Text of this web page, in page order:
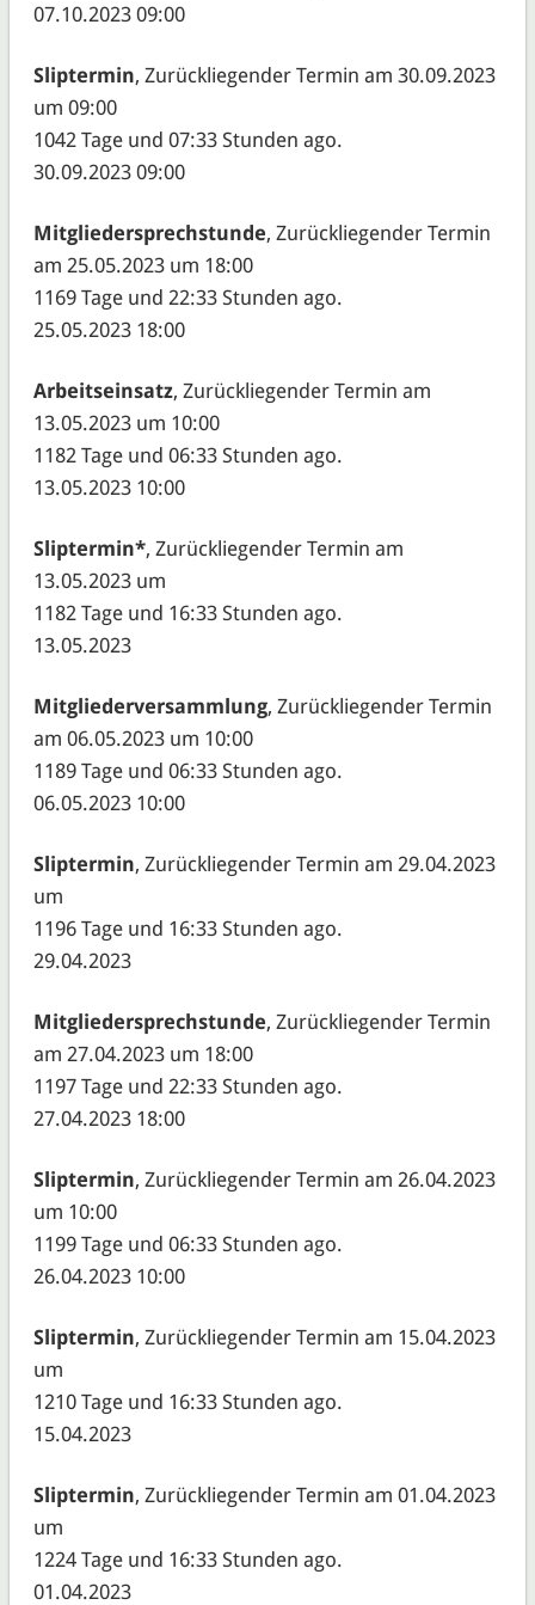
07.10.2023 09:00
Sliptermin, Zurückliegender Termin am 30.09.2023
um 09:00
1042 Tage und 07:33 Stunden ago.
30.09.2023 09:00
Mitgliedersprechstunde, Zurückliegender Termin
am 25.05.2023 um 18:00
1169 Tage und 22:33 Stunden ago.
25.05.2023 18:00
Arbeitseinsatz, Zurückliegender Termin am
13.05.2023 um 10:00
1182 Tage und 06:33 Stunden ago.
13.05.2023 10:00
Sliptermin*, Zurückliegender Termin am
13.05.2023 um
1182 Tage und 16:33 Stunden ago.
13.05.2023
Mitgliederversammlung, Zurückliegender Termin
am 06.05.2023 um 10:00
1189 Tage und 06:33 Stunden ago.
06.05.2023 10:00
Sliptermin, Zurückliegender Termin am 29.04.2023
um
1196 Tage und 16:33 Stunden ago.
29.04.2023
Mitgliedersprechstunde, Zurückliegender Termin
am 27.04.2023 um 18:00
1197 Tage und 22:33 Stunden ago.
27.04.2023 18:00
Sliptermin, Zurückliegender Termin am 26.04.2023
um 10:00
1199 Tage und 06:33 Stunden ago.
26.04.2023 10:00
Sliptermin, Zurückliegender Termin am 15.04.2023
um
1210 Tage und 16:33 Stunden ago.
15.04.2023
Sliptermin, Zurückliegender Termin am 01.04.2023
um
1224 Tage und 16:33 Stunden ago.
01.04.2023